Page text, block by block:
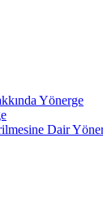
Yönerge
Dair